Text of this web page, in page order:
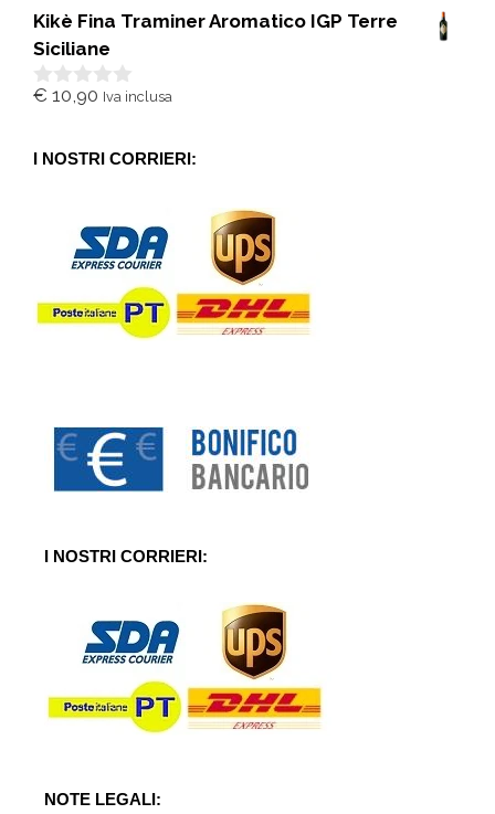
u
5
Kikè Fina Traminer Aromatico IGP Terre
Siciliane
0
5
€ 10,90 Iva inclusa
I NOSTRI CORRIERI:
I NOSTRI CORRIERI:
NOTE LEGALI: